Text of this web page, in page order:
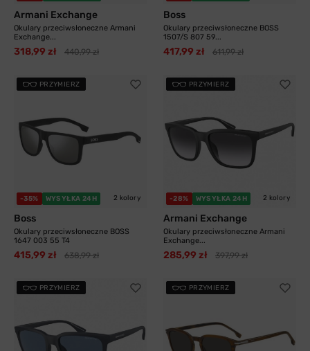
Armani Exchange
Okulary przeciwsłoneczne Armani
Exchange...
318,99 zł 440,99 zł
Boss
Okulary przeciwsłoneczne BOSS
1507/S 807 59...
417,99 zł 611,99 zł
PRZYMIERZ
-35% WYSYŁKA 24H 2 kolory
Boss
Okulary przeciwsłoneczne BOSS
1647 003 55 T4
415,99 zł 638,99 zł
PRZYMIERZ
-28% WYSYŁKA 24H 2 kolory
Armani Exchange
Okulary przeciwsłoneczne Armani
Exchange...
285,99 zł 397,99 zł
PRZYMIERZ PRZYMIERZ